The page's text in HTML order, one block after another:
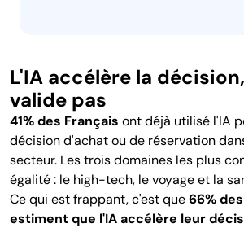
L'IA accélère la
valide pas
41% des Français ont déjà utilisé l'IA
décision d'achat ou de réservation
secteur. Les trois domaines les plus
égalité : le high-tech, le voyage et la
Ce qui est frappant, c'est que66%
estiment que l'IA accélère leur